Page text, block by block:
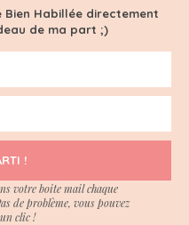
Bien Habillée directement
de ma part ;)
!
votre boite mail chaque
de problème, vous pouvez
clic !